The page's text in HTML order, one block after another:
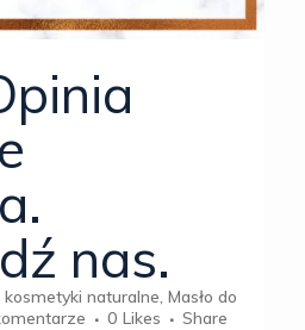
nas.
kosmetyki naturalne, Masło do
0 Likes Share